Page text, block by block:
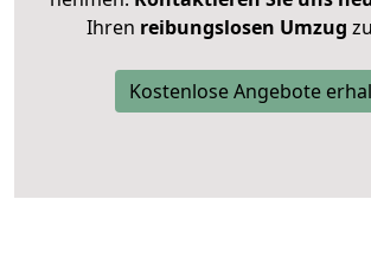
Ihren reibungslosen Umzug
Kostenlose Angebote